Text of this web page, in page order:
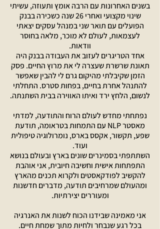
בשנים האחרונות עם הרבה אומץ ותעוזה, עשיתי
שינוי מקצועי ואחרי 26 שנה כשכירה בבנק
הפועלים עם תואר שני במנהל עסקים יצאתי
לעצמאות, לעולם לא מוכר, מלאה בחוסר
וודאות.
אחד הטריגרים לעזוב את העבודה בבנק היה
תאונת שרשרת שעצרה לי את מרוץ החיים. פסק
הזמן שקיבלתי מהיקום גרם לי להבין שאפשר
להתנהל אחרת בחיים, בפחות סטרס. התחלתי
לנשום, הלחץ ירד ואיתו האווירה בבית השתנתה.
נפתחתי מחדש לעולם הרוח והתודעה, למדתי
מאסטר NLP עם התמחות בטראומה, תודעת
שפע, תקשור, אקסס בארס, נומרולוגיה טיפולית
ועוד.
השתתפתי בסמינרים שונים בארץ ובעולם בנושא
התפתחות אישית וחשיבה חיובית, אני אוהבת
להקשיב לפודקאסטים ולקרוא תכנים מהארץ
ומהעולם שמרחיבים תודעה, מדברים חדשנות
ומעוררים יצירתיות.
אני מאמינה שבידנו הכוח לשנות את האנרגיה
בכל רגע שנבחר ולחיות מתוך שמחת חיים.